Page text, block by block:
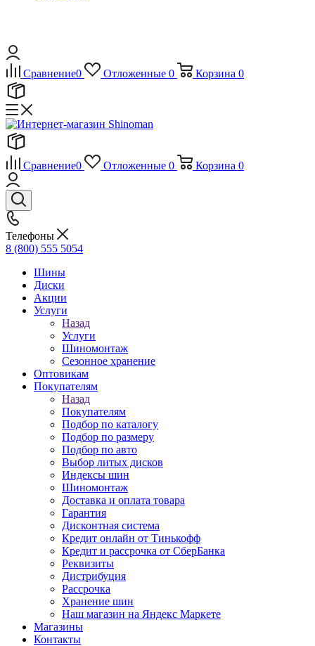
Сравнение0 Отложенные 0 Корзина 0
Сравнение0 Отложенные 0 Корзина 0
Телефоны
8 (800) 555 5054
Шины
Диски
Акции
Услуги
Назад
Услуги
Шиномонтаж
Сезонное хранение
Оптовикам
Покупателям
Назад
Покупателям
Подбор по каталогу
Подбор по размеру
Подбор по авто
Выбор литых дисков
Индексы шин
Шиномонтаж
Доставка и оплата товара
Гарантия
Дисконтная система
Кредит онлайн от Тинькофф
Кредит и рассрочка от СберБанка
Реквизиты
Дистрибуция
Рассрочка
Хранение шин
Наш магазин на Яндекс Маркете
Магазины
Контакты